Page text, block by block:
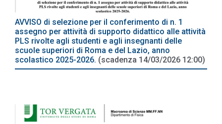
AVVISO di selezione per il conferimento di n. 1
assegno per attività di supporto didattico alle attività
PLS rivolte agli studenti e agli insegnanti delle
scuole superiori di Roma e del Lazio, anno
scolastico 2025-2026. (scadenza 14/03/2026 12:00)